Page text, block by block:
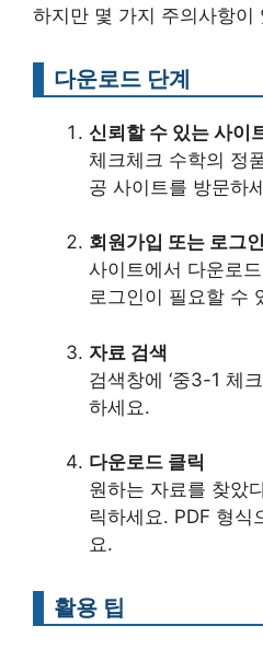
하지만 몇 가지 주의사항이
다운로드 단계
신뢰할 수 있는 사이
체크체크 수학의 정
공 사이트를 방문하
회원가입 또는 로그인
사이트에서 다운로
로그인이 필요할 수
자료 검색
검색창에 ‘중3-1 체
하세요.
다운로드 클릭
원하는 자료를 찾았
릭하세요. PDF 형식
요.
활용 팁